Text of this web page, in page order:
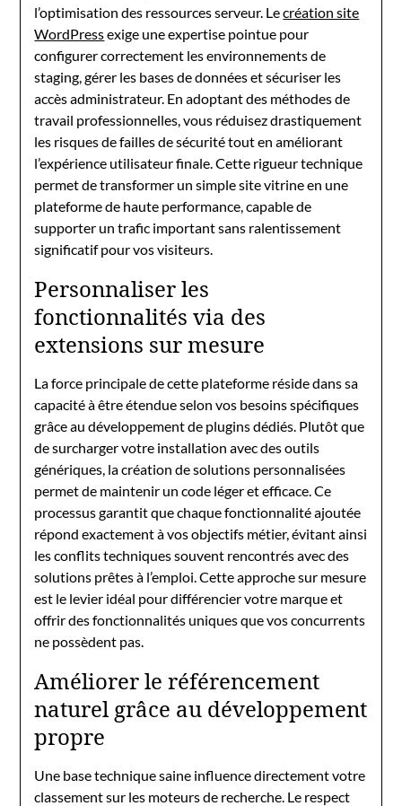
l’optimisation des ressources serveur. Lecréation site
WordPressexige une expertise pointue pour
configurer correctement les environnements de
staging, gérer les bases de données et sécuriser les
accès administrateur. En adoptant des méthodes de
travail professionnelles, vous réduisez drastiquement
les risques de failles de sécurité tout en améliorant
l’expérience utilisateur finale. Cette rigueur technique
permet de transformer un simple site vitrine en une
plateforme de haute performance, capable de
supporter un trafic important sans ralentissement
significatif pour vos visiteurs.
Personnaliser les
fonctionnalités via des
extensions sur mesure
La force principale de cette plateforme réside dans sa
capacité à être étendue selon vos besoins spécifiques
grâce au développement de plugins dédiés. Plutôt que
de surcharger votre installation avec des outils
génériques, la création de solutions personnalisées
permet de maintenir un code léger et efficace. Ce
processus garantit que chaque fonctionnalité ajoutée
répond exactement à vos objectifs métier, évitant ainsi
les conflits techniques souvent rencontrés avec des
solutions prêtes à l’emploi. Cette approche sur mesure
est le levier idéal pour différencier votre marque et
offrir des fonctionnalités uniques que vos concurrents
ne possèdent pas.
Améliorer le référencement
naturel grâce au développement
propre
Une base technique saine influence directement votre
classement sur les moteurs de recherche. Le respect